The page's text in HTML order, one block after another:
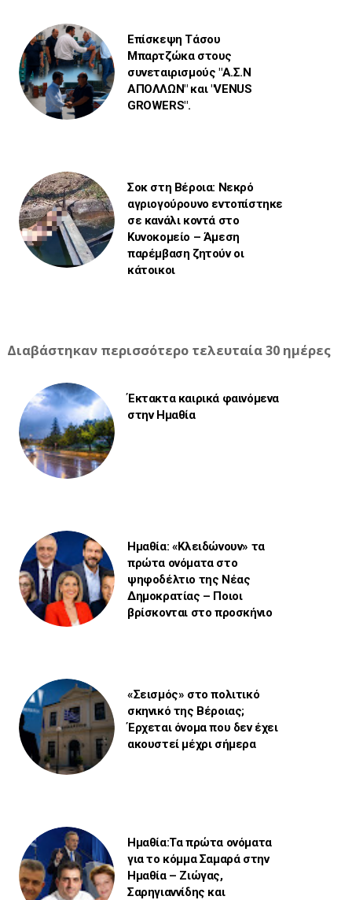
Επίσκεψη Τάσου
Μπαρτζώκα στους
συνεταιρισμούς "Α.Σ.Ν
ΑΠΟΛΛΩΝ" και "VENUS
GROWERS".
Σοκ στη Βέροια: Νεκρό
αγριογούρουνο εντοπίστηκε
σε κανάλι κοντά στο
Κυνοκομείο – Άμεση
παρέμβαση ζητούν οι
κάτοικοι
Διαβάστηκαν περισσότερο τελευταία 30 ημέρες
Έκτακτα καιρικά φαινόμενα
στην Ημαθία
Ημαθία: «Κλειδώνουν» τα
πρώτα ονόματα στο
ψηφοδέλτιο της Νέας
Δημοκρατίας – Ποιοι
βρίσκονται στο προσκήνιο
«Σεισμός» στο πολιτικό
σκηνικό της Βέροιας;
Έρχεται όνομα που δεν έχει
ακουστεί μέχρι σήμερα
Ημαθία:Τα πρώτα ονόματα
για το κόμμα Σαμαρά στην
Ημαθία – Ζιώγας,
Σαρηγιαννίδης και